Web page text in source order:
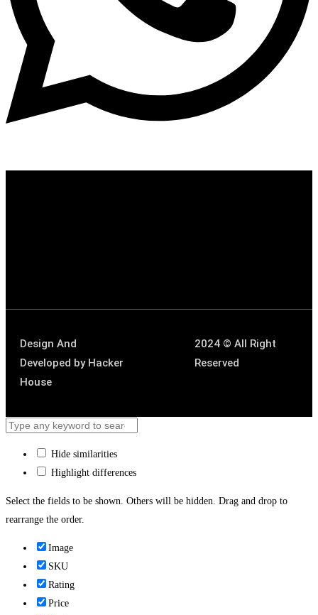
Design And
Developed by Hacker
House
2024 © All Right
Reserved
Hide similarities
Highlight differences
Select the fields to be shown. Others will be hidden. Drag and drop to
rearrange the order.
Image
SKU
Rating
Price